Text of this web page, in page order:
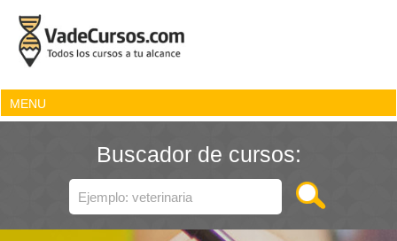
MENU
Buscador de cursos: